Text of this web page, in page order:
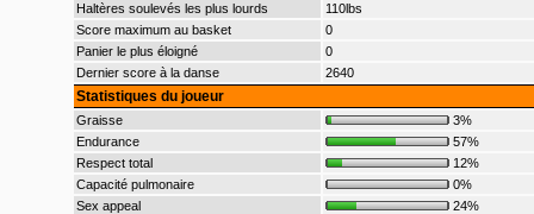
Haltères soulevés les plus lourds
110lbs
Score maximum au basket
0
Panier le plus éloigné
0
Dernier score à la danse
2640
Statistiques du joueur
Graisse
3%
Endurance
57%
Respect total
12%
Capacité pulmonaire
0%
Sex appeal
24%